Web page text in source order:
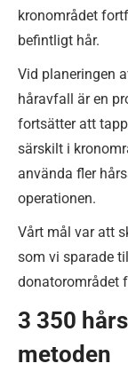
kronområdet
befintligt hår.
Vid planeringen
håravfall är en
fortsätter att
särskilt i
använda fler
operationen.
Vårt mål var att
som vi sparade
donatorområdet
3 350
metoden